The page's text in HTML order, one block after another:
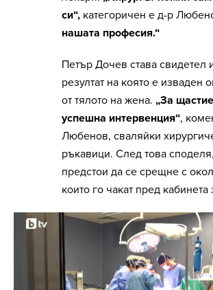
си“, категоричен е д-р
нашата професия.“
Петър Дочев става свидетел
резултат на която е изваден
от тялото на жена. „За
успешна интервенция“,
Любенов, сваляйки
ръкавици. След това
предстои да се срещне с
които го чакат пред кабинета